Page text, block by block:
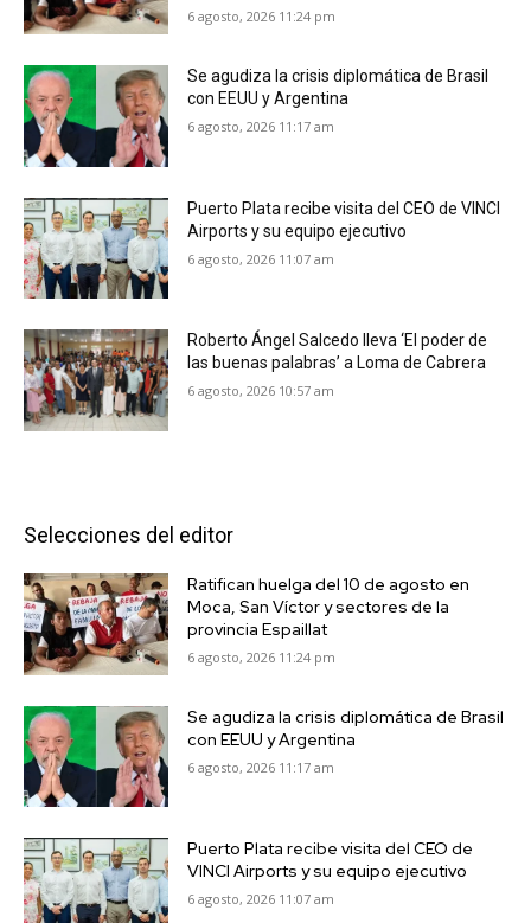
6 agosto, 2026 11:24 pm
Se agudiza la crisis diplomática de Brasil
con EEUU y Argentina
6 agosto, 2026 11:17 am
Puerto Plata recibe visita del CEO de VINCI
Airports y su equipo ejecutivo
6 agosto, 2026 11:07 am
Roberto Ángel Salcedo lleva ‘El poder de
las buenas palabras’ a Loma de Cabrera
6 agosto, 2026 10:57 am
Selecciones del editor
Ratifican huelga del 10 de agosto en
Moca, San Víctor y sectores de la
provincia Espaillat
6 agosto, 2026 11:24 pm
Se agudiza la crisis diplomática de Brasil
con EEUU y Argentina
6 agosto, 2026 11:17 am
Puerto Plata recibe visita del CEO de
VINCI Airports y su equipo ejecutivo
6 agosto, 2026 11:07 am